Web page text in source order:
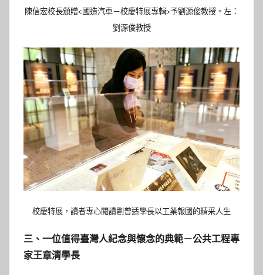
陳信宏校長頒贈<國造汽車－校慶特展專輯>予劉源俊教授。左：
劉源俊教授
校慶特展，讀者專心閱讀劉曾适學長以工業報國的精采人生
三、一位值得臺灣人紀念與懷念的典範­－公共工程專
家王章清學長